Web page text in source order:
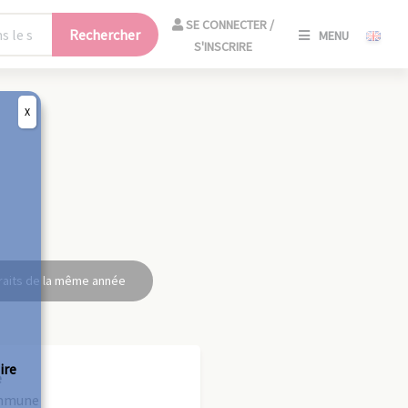
Rechercher
SE CONNECTER /
S'INSCRIRE
MENU
de la même année
X